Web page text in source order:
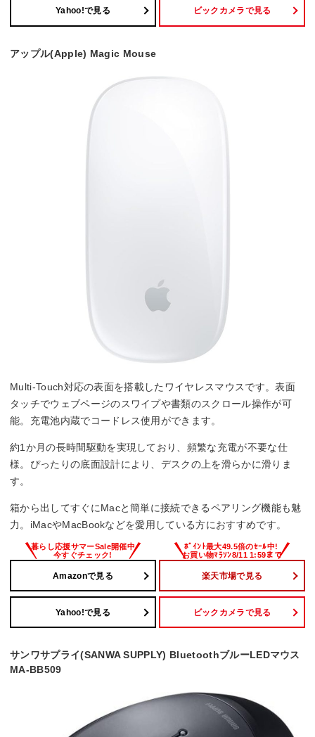
Yahoo!で見る ビックカメラで見る
アップル(Apple) Magic Mouse
Multi-Touch対応の表面を搭載したワイヤレスマウスです。表面
タッチでウェブページのスワイプや書類のスクロール操作が可
能。充電池内蔵でコードレス使用ができます。
約1か月の長時間駆動を実現しており、頻繁な充電が不要な仕
様。ぴったりの底面設計により、デスクの上を滑らかに滑りま
す。
箱から出してすぐにMacと簡単に接続できるペアリング機能も魅
力。iMacやMacBookなどを愛用している方におすすめです。
Amazonで見る 楽天市場で見る
Yahoo!で見る ビックカメラで見る
サンワサプライ(SANWA SUPPLY) BluetoothブルーLEDマウス
MA-BB509